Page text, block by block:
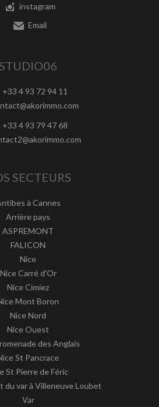
instagram
Email
+33 4 93 72 94 11
+33 4 93 79 47 68
SECTEURS
à Cannes
Arrière pays
ASPREMONT
FALICON
Nice
Nice Carré d'Or
Nice Cimiez
Mont Boron
Nice Nord
Nice Ouest
des Anglais
St Pancrace
St Pierre de Féric
du var à Villeneuve Loubet
Var